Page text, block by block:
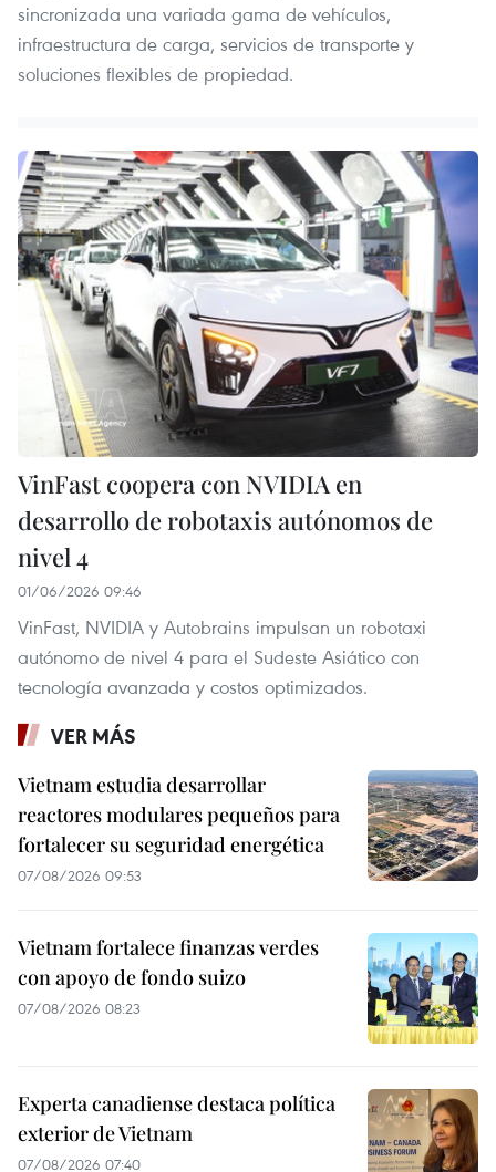
sincronizada una variada gama de vehículos,
infraestructura de carga, servicios de transporte y
soluciones flexibles de propiedad.
VinFast coopera con NVIDIA en
desarrollo de robotaxis autónomos de
nivel 4
01/06/2026 09:46
VinFast, NVIDIA y Autobrains impulsan un robotaxi
autónomo de nivel 4 para el Sudeste Asiático con
tecnología avanzada y costos optimizados.
VER MÁS
Vietnam estudia desarrollar
reactores modulares pequeños para
fortalecer su seguridad energética
07/08/2026 09:53
Vietnam fortalece finanzas verdes
con apoyo de fondo suizo
07/08/2026 08:23
Experta canadiense destaca política
exterior de Vietnam
07/08/2026 07:40